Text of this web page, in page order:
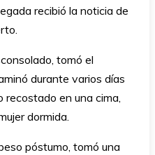
recibió la noticia de
tomó el
durante varios días
en una cima,
dormida.
póstumo, tomó una